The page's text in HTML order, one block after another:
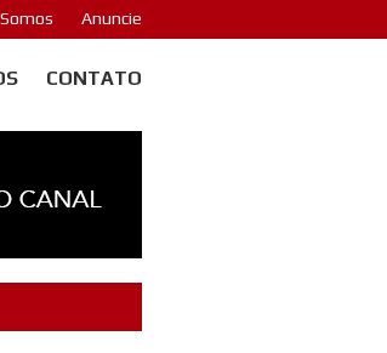
Anuncie
CONTATO